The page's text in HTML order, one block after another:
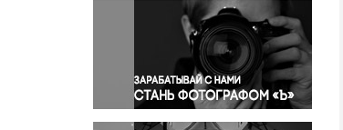
Окружающая среда
Политика
Правосудие
Происшествия и конфликты
Религия
Светская жизнь